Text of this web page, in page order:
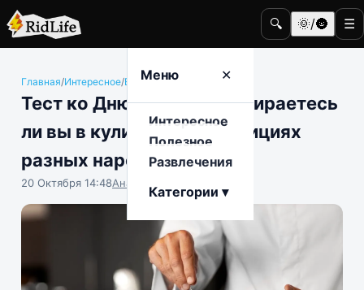
🔍 🌞/🌚 ☰
Меню ✕
Интересное
Полезное
Развлечения
Категории ▾
Главная/Интересное/Еда и гастрономия
Тест ко Дню повара: разбираетесь
ли вы в кулинарных традициях
разных народов?
20 Октября 14:48Анастасия Попова